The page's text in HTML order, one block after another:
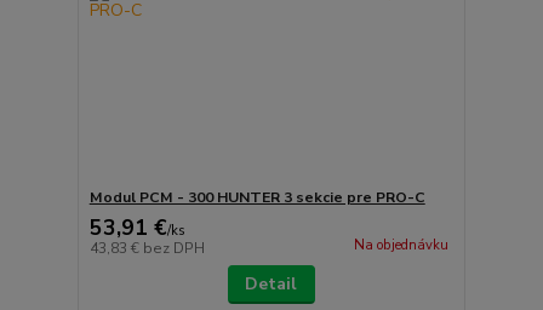
Modul PCM - 300 HUNTER 3 sekcie pre PRO-C
53,91 €/ks
43,83 € bez DPH Na objednávku
Detail